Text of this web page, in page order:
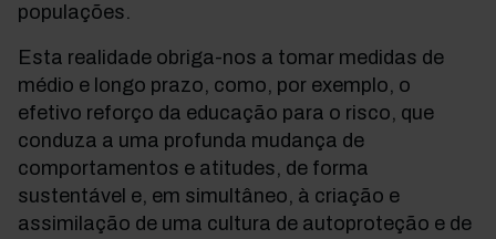
populações.
Esta realidade obriga-nos a tomar medidas de
médio e longo prazo, como, por exemplo, o
efetivo reforço da educação para o risco, que
conduza a uma profunda mudança de
comportamentos e atitudes, de forma
sustentável e, em simultâneo, à criação e
assimilação de uma cultura de autoproteção e de